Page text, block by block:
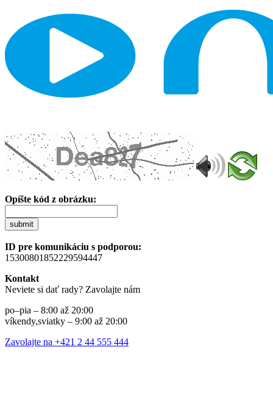
Opíšte kód z obrázku:
submit
ID pre komunikáciu s podporou:
15300801852229594447
Kontakt
Neviete si dať rady? Zavolajte nám
po–pia – 8:00 až 20:00
víkendy,sviatky – 9:00 až 20:00
Zavolajte na +421 2 44 555 444